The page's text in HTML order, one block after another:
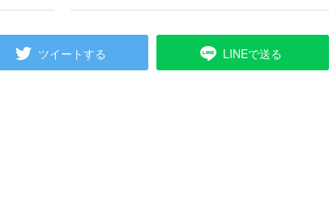
ツイートする LINEで送る